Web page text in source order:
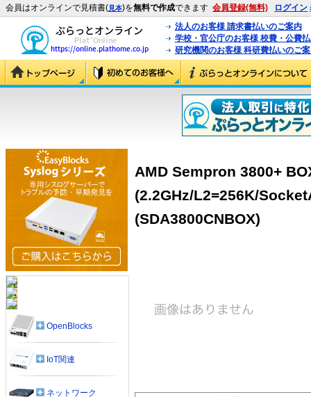
会員はオンラインで見積書(見本)を無料で作成できます 会員登録(無料) ログイン
法人のお客様 請求書払いのご案内
学校・官公庁のお客様 校費・公費
研究機関のお客様 科研費払いのご
AMD Sempron 3800+
(2.2GHz/L2=256K/
(SDA3800CNBOX)
OpenBlocks
IoT関連
ネットワーク